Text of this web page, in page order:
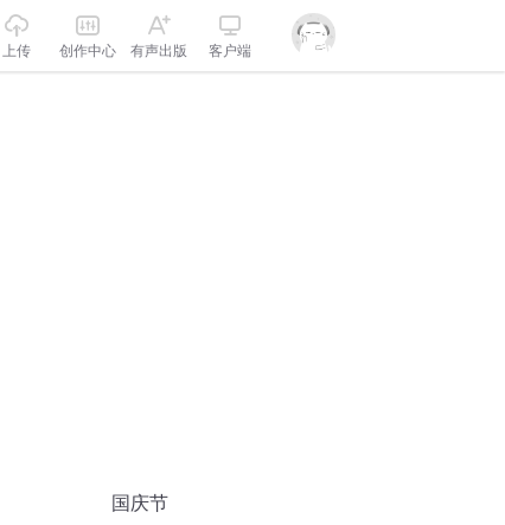
上传 创作中心 有声出版 客户端
国庆节